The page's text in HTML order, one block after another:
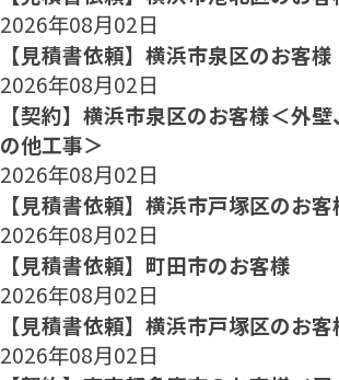
2026年08月02日
【見積書依頼】横浜市泉区のお客様
2026年08月02日
【契約】横浜市泉区のお客様＜外
の他工事＞
2026年08月02日
【見積書依頼】横浜市戸塚区のお客
2026年08月02日
【見積書依頼】町田市のお客様
2026年08月02日
【見積書依頼】横浜市戸塚区のお客
2026年08月02日